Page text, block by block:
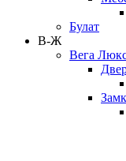
Булат
В-Ж
Вега